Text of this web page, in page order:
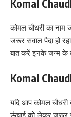
Komal
कोमल चौधरी का
जरूर सवाल पैदा हो
बात करें इनके जन्म के
Komal
यदि आप कोमल